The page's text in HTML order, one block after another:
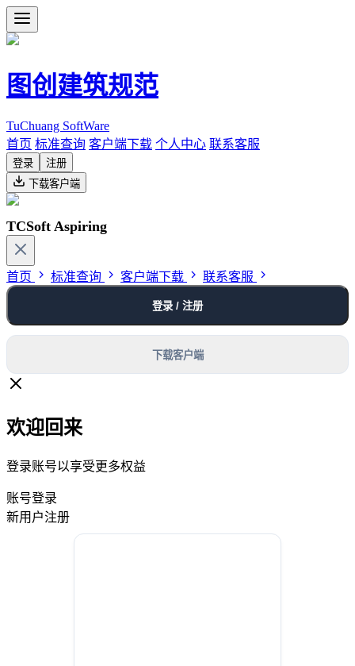
图创建筑规范
TuChuang SoftWare
首页 标准查询 客户端下载 个人中心 联系客服
登录
注册
下载客户端
TCSoft Aspiring
首页 标准查询 客户端下载 联系客服
登录 / 注册
下载客户端
欢迎回来
登录账号以享受更多权益
账号登录
新用户注册